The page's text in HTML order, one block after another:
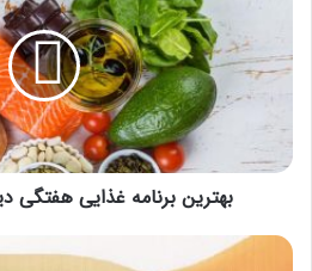
دیابتی
جزئیات
بهترین برنامه غذایی هفتگی
لابیاپلاستی